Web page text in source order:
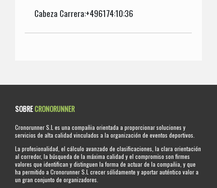
Cabeza Carrera:+496174:10:36
SOBRECRONORUNNER
Cronorunner S.L es una compañia orientada a proporcionar soluciones y
servicios de alta calidad vinculados a la organización de eventos deportivos.
La profesionalidad, el cálculo avanzado de clasificaciones, la clara orientación
al corredor, la búsqueda de la máxima calidad y el compromiso son firmes
valores que identifican y distinguen la forma de actuar de la compañia, y que
ha permitido a Cronorunner S.L crecer sólidamente y aportar auténtico valor a
un gran conjunto de organizadores.